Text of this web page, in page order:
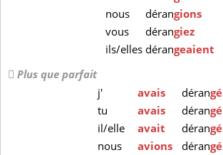
nous
dérangions
vous
dérangiez
ils/elles dérangeaient
Plus que parfait
j'
avais dérangé
tu
avais dérangé
il/elle
avait dérangé
nous
avions dérangé